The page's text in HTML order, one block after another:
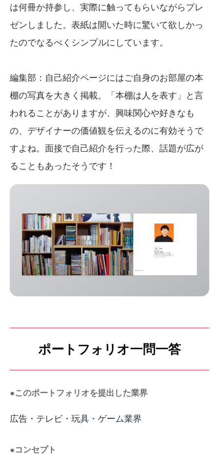
は何冊か持参し、実際に触ってもらいながらプレ
ゼンしました。表紙は開いた時に驚いて欲しかっ
たのでなるべくシンプルにしています。
編集部：自己紹介ページにはご自身のお部屋の本
棚の写真を大きく掲載。「本棚は人を表す」と言
われることがありますが、興味関心や好きなも
の、デザイナーの価値観を伝えるのに有効そうで
すよね。面接で自己紹介を行った際、話題が広が
ることもあったそうです！
ポートフォリオ一問一答
●このポートフォリオを提出した業界
広告・テレビ・玩具・ゲーム業界
●コンセプト